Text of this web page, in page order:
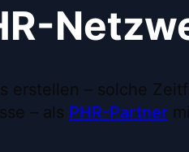
erstellen – solche
– als PHR-Partner